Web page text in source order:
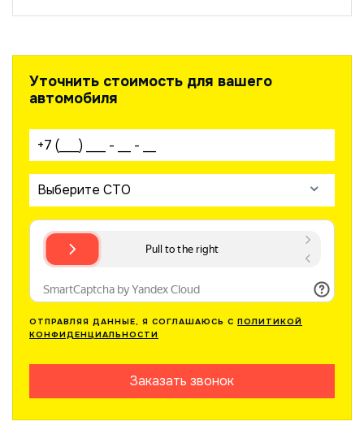
Уточнить стоимость для вашего
автомобиля
Ваш телефон:
Выберите СТО
ОТПРАВЛЯЯ ДАННЫЕ, Я СОГЛАШАЮСЬ С ПОЛИТИКОЙ
КОНФИДЕНЦИАЛЬНОСТИ
Заказать звонок